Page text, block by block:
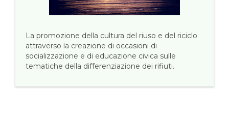
La promozione della cultura del riuso e del riciclo
attraverso la creazione di occasioni di
socializzazione e di educazione civica sulle
tematiche della differenziazione dei rifiuti.